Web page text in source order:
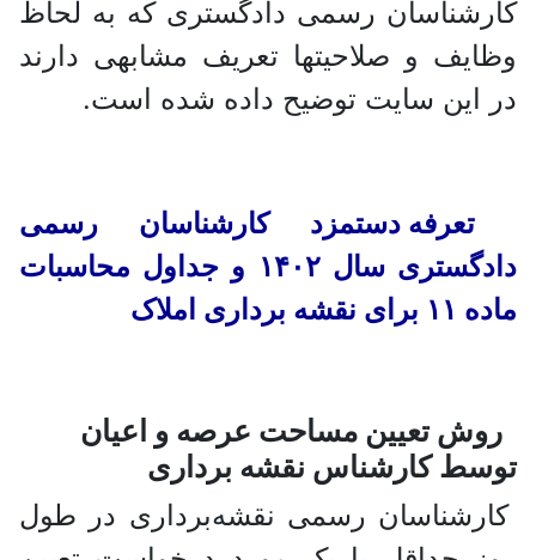
کارشناسان رسمی دادگستری که به لحاظ
وظایف و صلاحیتها تعریف مشابهی دارند
در این سایت توضیح داده شده است.
تعرفه دستمزد کارشناسان رسمی
دادگستری سال ۱۴۰۲ و جداول محاسبات
ماده ۱۱ برای نقشه برداری املاک
روش تعیین مساحت عرصه و اعیان
توسط کارشناس نقشه برداری
کارشناسان رسمی نقشه‌برداری در طول